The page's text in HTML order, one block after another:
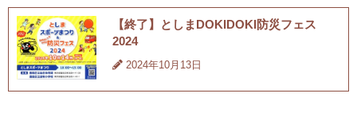
【終了】としまDOKIDOKI防災フェス
2024
2024年10月13日